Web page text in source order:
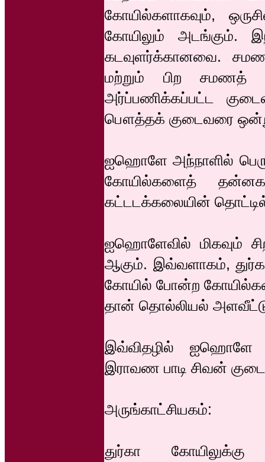
கோயில்களாகவும்,
கோயிலும் அடங்கும்.
கடவுளர்க்கானவை. சமண
மற்றும் பிற சமணத்
அர்ப்பணிக்கப்பட்ட
பௌத்தக் குடைவரை
ஐஹொளே அந்நாளில்
கோயில்களைத்
கட்டடக்கலையின்
ஐஹொளேவில் மிகவும்
ஆகும். இவ்வளாகம்,
கோயில் போன்ற
தான் தொல்லியல்
இவ்விதழில் ஐஹொளே
இராவண பாடி சிவன்
அருங்காட்சியகம்:
துர்கா